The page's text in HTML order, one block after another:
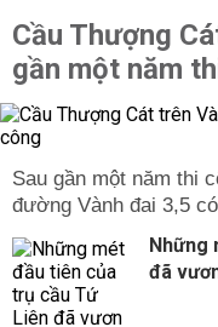
Cầu Thượng
gần một năm
Sau gần một năm thi
đường Vành đai 3,5
Những
đã